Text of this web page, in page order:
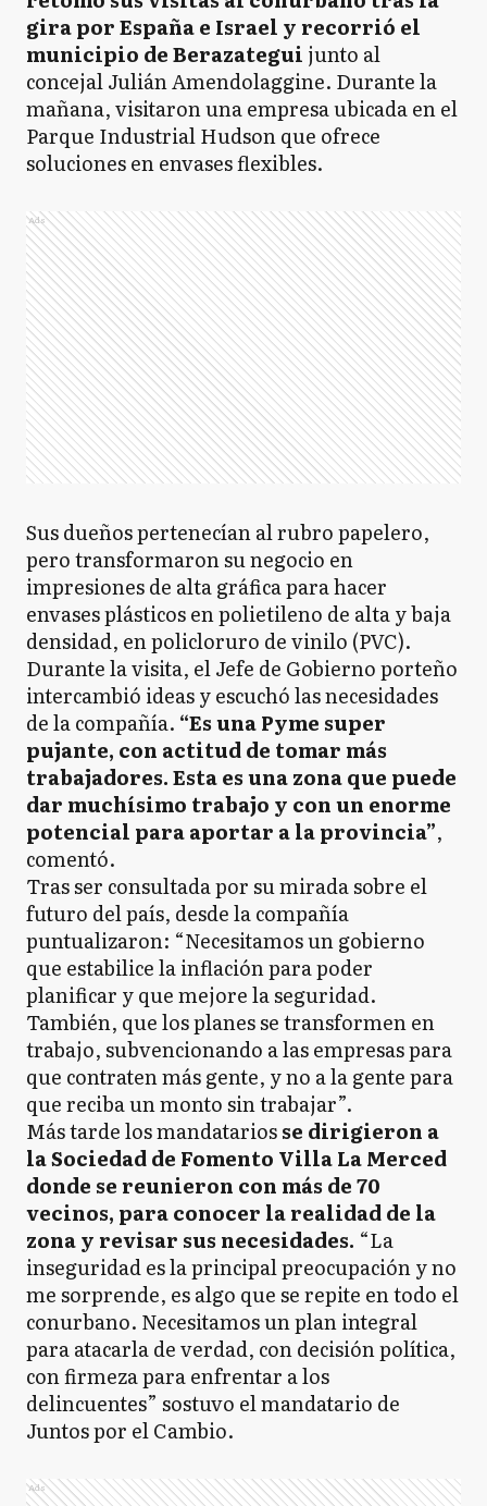
gira por España e Israel y recorrió el
municipio de Berazategui junto al
concejal Julián Amendolaggine. Durante la
mañana, visitaron una empresa ubicada en el
Parque Industrial Hudson que ofrece
soluciones en envases flexibles.
Ads
Sus dueños pertenecían al rubro papelero,
pero transformaron su negocio en
impresiones de alta gráfica para hacer
envases plásticos en polietileno de alta y baja
densidad, en policloruro de vinilo (PVC).
Durante la visita, el Jefe de Gobierno porteño
intercambió ideas y escuchó las necesidades
de la compañía. “Es una Pyme super
pujante, con actitud de tomar más
trabajadores. Esta es una zona que puede
dar muchísimo trabajo y con un enorme
potencial para aportar a la provincia”,
comentó.
Tras ser consultada por su mirada sobre el
futuro del país, desde la compañía
puntualizaron: “Necesitamos un gobierno
que estabilice la inflación para poder
planificar y que mejore la seguridad.
También, que los planes se transformen en
trabajo, subvencionando a las empresas para
que contraten más gente, y no a la gente para
que reciba un monto sin trabajar”.
Más tarde los mandatariosse dirigieron a
la Sociedad de Fomento Villa La Merced
donde se reunieron con más de 70
vecinos, para conocer la realidad de la
zona y revisar sus necesidades. “La
inseguridad es la principal preocupación y no
me sorprende, es algo que se repite en todo el
conurbano. Necesitamos un plan integral
para atacarla de verdad, con decisión política,
con firmeza para enfrentar a los
delincuentes” sostuvo el mandatario de
Juntos por el Cambio.
Ads